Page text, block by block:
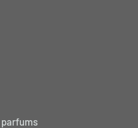
parfums